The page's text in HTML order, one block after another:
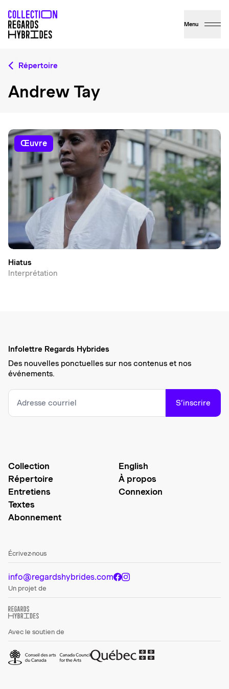
Menu
Répertoire
Andrew Tay
œuvre
Hiatus
Interprétation
Infolettre Regards Hybrides
Des nouvelles ponctuelles sur nos contenus et nos
événements.
S’inscrire
Collection
Répertoire
Entretiens
Textes
Abonnement
English
À propos
Connexion
Écrivez-nous
info@regardshybrides.com
Un projet de
Avec le soutien de